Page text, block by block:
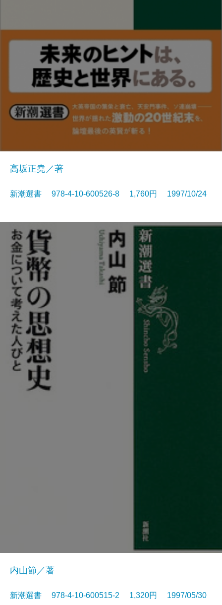
高坂正堯／著
新潮選書 978-4-10-600526-8 1,760円 1997/10/24
内山節／著
新潮選書 978-4-10-600515-2 1,320円 1997/05/30